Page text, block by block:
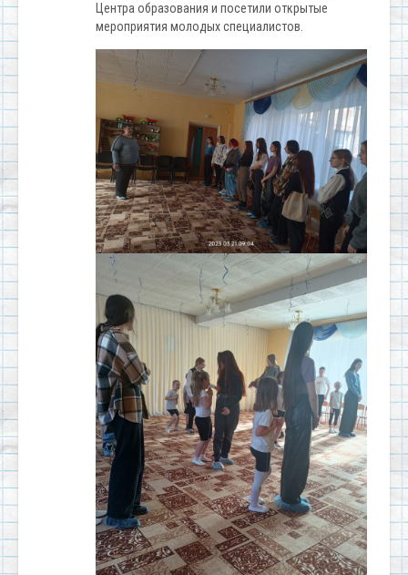
Центра образования и посетили открытые
мероприятия молодых специалистов.